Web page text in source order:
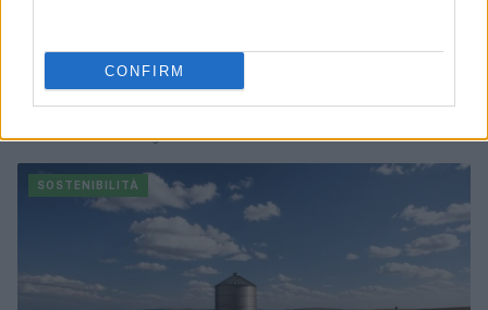
CONFIRM
Agenda sostenibile: integra obiettivi green nella tua
settimana
Andrea Innocenti · 8 Ago 2026
SOSTENIBILITÀ